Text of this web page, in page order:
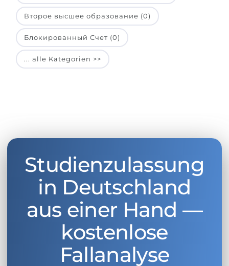
Второе высшее образование (0)
Блокированный Счет (0)
... alle Kategorien >>
Studienzulassung
in Deutschland
aus einer Hand —
kostenlose
Fallanalyse